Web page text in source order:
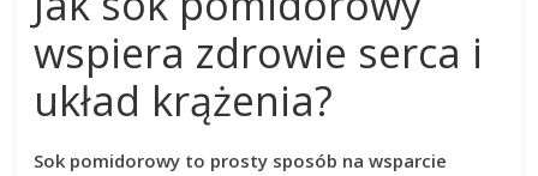
wspiera zdrowie serca i
układ krążenia?
Sok pomidorowy to prosty sposób na wsparcie